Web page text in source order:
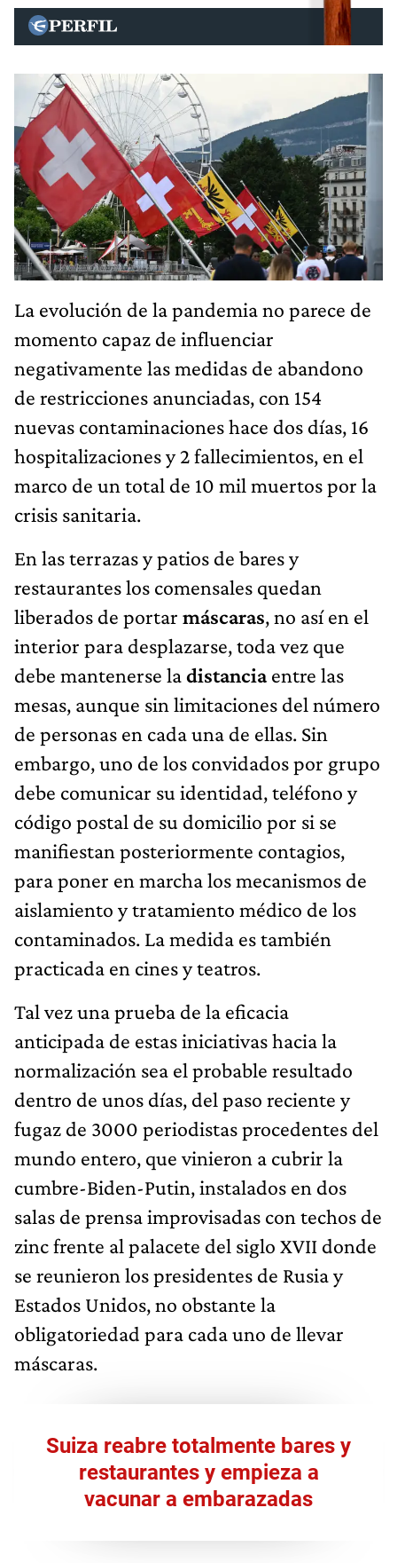
La evolución de la pandemia no parece de
momento capaz de influenciar
negativamente las medidas de abandono
de restricciones anunciadas, con 154
nuevas contaminaciones hace dos días, 16
hospitalizaciones y 2 fallecimientos, en el
marco de un total de 10 mil muertos por la
crisis sanitaria.
En las terrazas y patios de bares y
restaurantes los comensales quedan
liberados de portar máscaras, no así en el
interior para desplazarse, toda vez que
debe mantenerse ladistanciaentre las
mesas, aunque sin limitaciones del número
de personas en cada una de ellas. Sin
embargo, uno de los convidados por grupo
debe comunicar su identidad, teléfono y
código postal de su domicilio por si se
manifiestan posteriormente contagios,
para poner en marcha los mecanismos de
aislamiento y tratamiento médico de los
contaminados. La medida es también
practicada en cines y teatros.
Tal vez una prueba de la eficacia
anticipada de estas iniciativas hacia la
normalización sea el probable resultado
dentro de unos días, del paso reciente y
fugaz de 3000 periodistas procedentes del
mundo entero, que vinieron a cubrir la
cumbre-Biden-Putin, instalados en dos
salas de prensa improvisadas con techos de
zinc frente al palacete del siglo XVII donde
se reunieron los presidentes de Rusia y
Estados Unidos, no obstante la
obligatoriedad para cada uno de llevar
máscaras.
Suiza reabre totalmente bares y
restaurantes y empieza a
vacunar a embarazadas